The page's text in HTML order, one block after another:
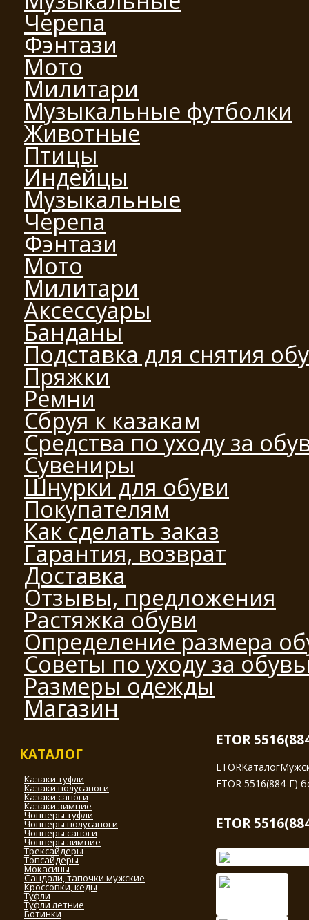
Черепа
Фэнтази
Мото
Милитари
Музыкальные футболки
Животные
Птицы
Индейцы
Музыкальные
Черепа
Фэнтази
Мото
Милитари
Аксессуары
Банданы
Подставка для снятия
Пряжки
Ремни
Сбруя к казакам
Средства по уходу за
Сувениры
Шнурки для обуви
Покупателям
Как сделать заказ
Гарантия, возврат
Доставка
Отзывы, предложения
Растяжка обуви
Определение размера
Советы по уходу за
Размеры одежды
Магазин
КАТАЛОГ
Казаки туфли
Казаки полусапоги
Казаки сапоги
Казаки зимние
Чопперы туфли
Чопперы полусапоги
Чопперы сапоги
Чопперы зимние
Трексайдеры
Топсайдеры
Мокасины
Сандали, тапочки мужские
Кроссовки, кеды
Туфли
Туфли летние
Ботинки
ETOR
ETORКаталог
ETOR 5516(884-Г)
ETOR